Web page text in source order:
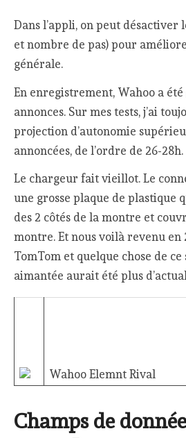
Dans l’appli, on peut désactiver
et nombre de pas) pour
générale.
En enregistrement, Wahoo a
annonces. Sur mes tests, j’ai
projection d’autonomie
annoncées, de l’ordre de 26-28h.
Le chargeur fait vieillot. Le
une grosse plaque de plastique
des 2 côtés de la montre et
montre. Et nous voilà revenu en
TomTom et quelque chose de
aimantée aurait été plus
Wahoo Elemnt Rival
Champs de